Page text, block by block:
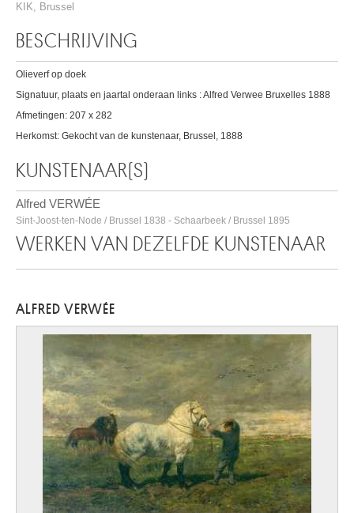
KIK, Brussel
BESCHRIJVING
Olieverf op doek
Signatuur, plaats en jaartal onderaan links : Alfred Verwee Bruxelles 1888
Afmetingen: 207 x 282
Herkomst: Gekocht van de kunstenaar, Brussel, 1888
KUNSTENAAR(S)
Alfred VERWÉE
Sint-Joost-ten-Node / Brussel 1838 - Schaarbeek / Brussel 1895
WERKEN VAN DEZELFDE KUNSTENAAR
ALFRED VERWÉE